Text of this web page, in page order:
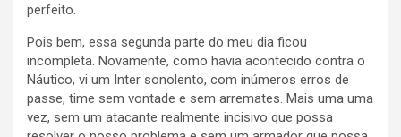
perfeito.
Pois bem, essa segunda parte do meu dia ficou
incompleta. Novamente, como havia acontecido contra o
Náutico, vi um Inter sonolento, com inúmeros erros de
passe, time sem vontade e sem arremates. Mais uma uma
vez, sem um atacante realmente incisivo que possa